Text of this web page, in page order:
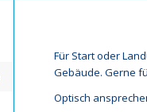
Für Start oder
Gebäude. Gerne
Optisch